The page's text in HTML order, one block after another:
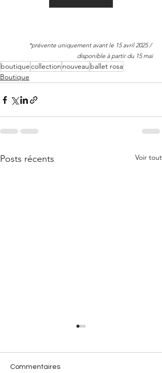
*prévente uniquement avant le 15 avril 2025 /
disponible à partir du 15 mai
boutiquecollection nouveau ballet rosa
Boutique
Posts récents Voir tout
Commentaires